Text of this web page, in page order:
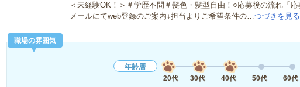
＜未経験OK！＞＃学歴不問＃髪色・髪型自由！○応募後の流れ「
メールにてweb登録のご案内↓担当よりご希望条件の…つづきを見る
職場の雰囲気
年齢層
20代
30代 40代 50代 60代